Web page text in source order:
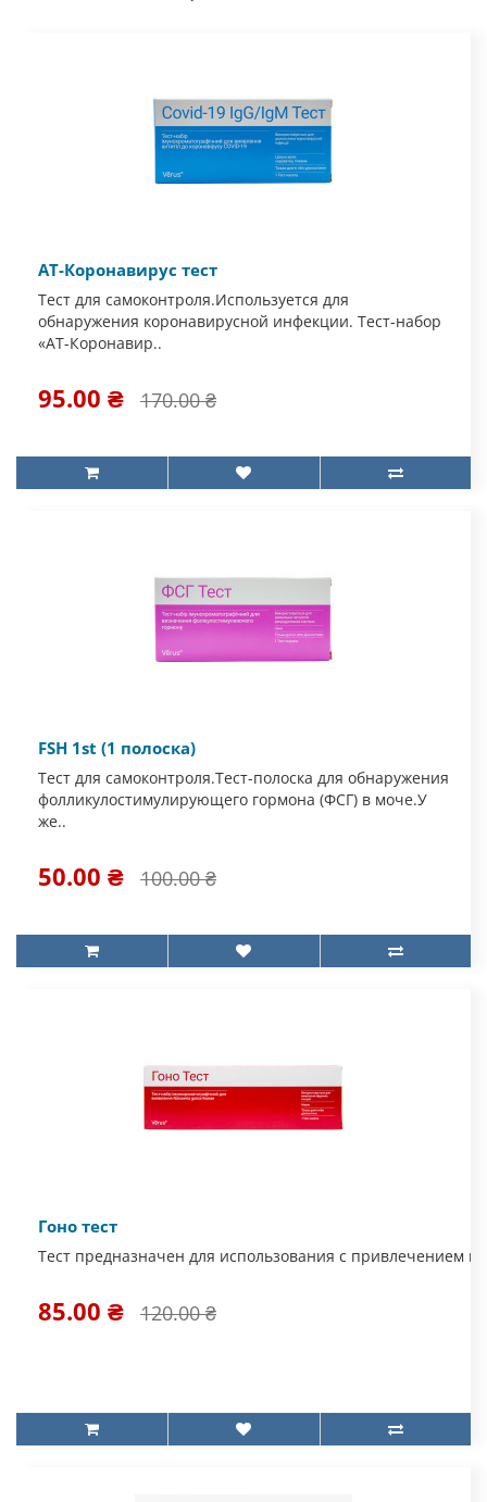
АТ-Коронавирус тест
Тест для самоконтроля.Используется для
обнаружения коронавирусной инфекции. Тест-набор
«АТ-Коронавир..
95.00 ₴ 170.00 ₴
FSH 1st (1 полоска)
Тест для самоконтроля.Тест-полоска для обнаружения
фолликулостимулирующего гормона (ФСГ) в моче.У
же..
50.00 ₴ 100.00 ₴
Гоно тест
Тест предназначен для использования с привлечением
85.00 ₴ 120.00 ₴